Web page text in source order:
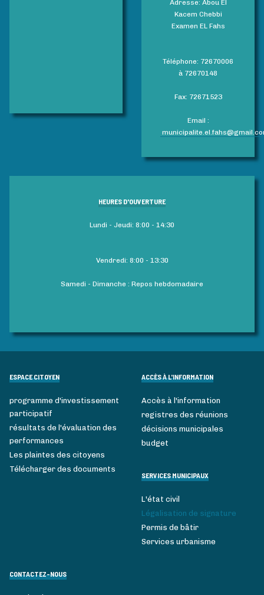
Adresse: Abou El
Kacem Chebbi
Examen EL Fahs
Téléphone: 72670006
à 72670148
Fax: 72671523
Email :
HEURES D'OUVERTURE
Lundi - Jeudi: 8:00 - 14:30
Vendredi: 8:00 - 13:30
Samedi - Dimanche : Repos hebdomadaire
ESPACE CITOYEN
programme d'investissement
participatif
résultats de l'évaluation des
performances
Les plaintes des citoyens
Télécharger des documents
ACCÈS À L'INFORMATION
Accès à l'information
registres des réunions
décisions municipales
budget
SERVICES MUNICIPAUX
L'état civil
Légalisation de signature
Permis de bâtir
Services urbanisme
CONTACTEZ-NOUS